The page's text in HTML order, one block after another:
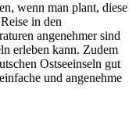
wenn man plant, diese
in den
angenehmer sind
erleben kann. Zudem
Ostseeinseln gut
und angenehme